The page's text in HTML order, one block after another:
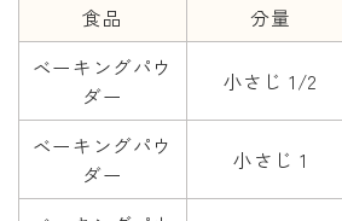
食品 分量
ベーキングパウ
ダー
小さじ 1/2
ベーキングパウ
ダー
小さじ 1